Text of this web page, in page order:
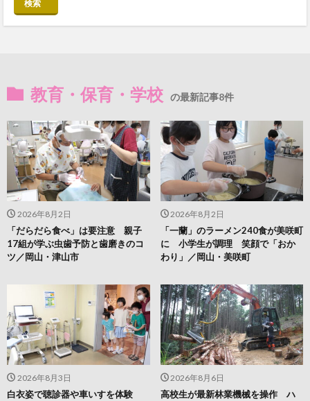
検索
教育・保育・学校 の最新記事8件
2026年8月6日
高校生が最新林業機械を操作 ハ
2026年8月3日
白衣姿で聴診器や車いすを体験
2026年8月2日
「一蘭」のラーメン240食が美咲町
に 小学生が調理 笑顔で「おか
わり」／岡山・美咲町
2026年8月2日
「だらだら食べ」は要注意 親子
17組が学ぶ虫歯予防と歯磨きのコ
ツ／岡山・津山市